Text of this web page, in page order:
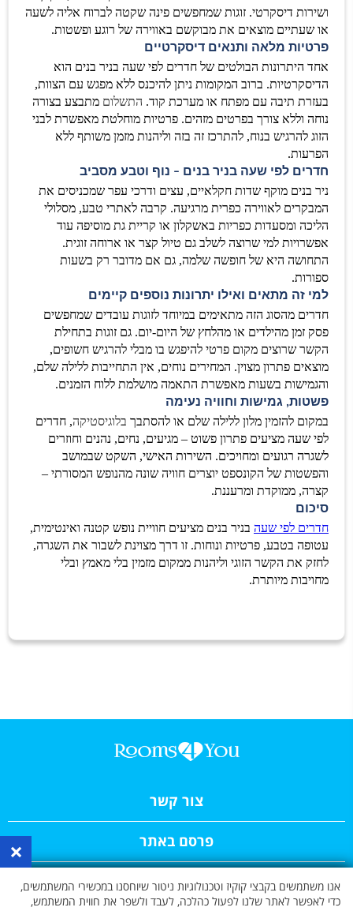
ושירות דיסקרטי. זוגות שמחפשים פינה שקטה לברוח אליה לשעה
או שעתיים מוצאים את מבוקשם באווירה של רוגע ופשטות.
פרטיות מלאה ותנאים דיסקרטיים
אחד היתרונות הבולטים של חדרים לפי שעה בניר בנים הוא
הדיסקרטיות. ברוב המקומות ניתן להיכנס ללא מפגש עם הצוות,
בעזרת תיבה עם מפתח או מערכת קוד. התשלום מתבצע בצורה
נוחה וללא צורך בפרטים מזהים. פרטיות מוחלטת מאפשרת לבני
הזוג להרגיש בנוח, להתרכז זה בזה וליהנות מזמן משותף ללא
הפרעות.
חדרים לפי שעה בניר בנים – נוף וטבע מסביב
ניר בנים מוקף שדות חקלאיים, עצים ודרכי עפר שמכניסים את
המבקרים לאווירה כפרית מרגיעה. קרבה לאתרי טבע, מסלולי
הליכה ומסעדות כפריות באשקלון או קריית גת מוסיפה עוד
אפשרויות למי שרוצה לשלב גם טיול קצר או ארוחה זוגית.
התחושה היא של חופשה שלמה, גם אם מדובר רק בשעות
ספורות.
למי זה מתאים ואילו יתרונות נוספים קיימים
חדרים מהסוג הזה מתאימים במיוחד לזוגות עובדים שמחפשים
פסק זמן מהילדים או מהלחץ של היום-יום. גם זוגות בתחילת
הקשר שרוצים מקום פרטי להיפגש בו מבלי להרגיש חשופים,
מוצאים פתרון מצוין. המחירים נוחים, אין התחייבות ללילה שלם,
והגמישות בשעות מאפשרת התאמה מושלמת ללוח הזמנים.
פשטות, גמישות וחוויה נעימה
במקום להזמין מלון ללילה שלם או להסתבך בלוגיסטיקה, חדרים
לפי שעה מציעים פתרון פשוט – מגיעים, נחים, נהנים וחוזרים
לשגרה רגועים ומחויכים. השירות האישי, השקט שבמושב
והפשטות של הקונספט יוצרים חוויה שונה מהנופש המסורתי –
קצרה, ממוקדת ומרעננת.
סיכום
חדרים לפי שעה בניר בנים מציעים חוויית נופש קטנה ואינטימית,
עטופה בטבע, פרטיות ונוחות. זו דרך מצוינת לשבור את השגרה,
לחזק את הקשר הזוגי וליהנות ממקום מזמין בלי מאמץ ובלי
מחויבות מיותרת.
צור קשר
פרסם באתר
תקנון האתר
×
אנו משתמשים בקבצי קוקיז וטכנולוגיות ניטור שיוחסנו במכשירי המשתמשים,
כדי לאפשר לאתר שלנו לפעול כהלכה, לעבד ולשפר את חווית המשתמש,